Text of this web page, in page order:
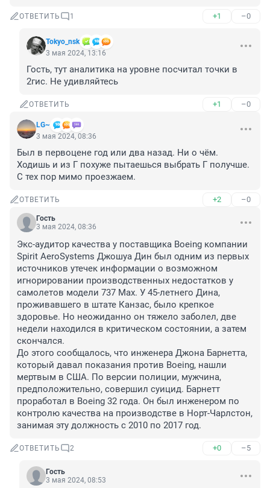
ОТВЕТИТЬ 1 +1 –0
Tokyo_nsk
3 мая 2024, 13:16
Гость, тут аналитика на уровне посчитал точки в
2гис. Не удивляйтесь
ОТВЕТИТЬ +1 –0
LG~
3 мая 2024, 08:36
Был в первоцене год или два назад. Ни о чём.
Ходишь и из Г похуже пытаешься выбрать Г получше.
С тех пор мимо проезжаем.
ОТВЕТИТЬ +2 –0
Гость
3 мая 2024, 08:36
Экс-аудитор качества у поставщика Boeing компании
Spirit AeroSystems Джошуа Дин был одним из первых
источников утечек информации о возможном
игнорировании производственных недостатков у
самолетов модели 737 Max. У 45-летнего Дина,
проживавшего в штате Канзас, было крепкое
здоровье. Но неожиданно он тяжело заболел, две
недели находился в критическом состоянии, а затем
скончался.
До этого сообщалось, что инженера Джона Барнетта,
который давал показания против Boeing, нашли
мертвым в США. По версии полиции, мужчина,
предположительно, совершил суицид. Барнетт
проработал в Boeing 32 года. Он был инженером по
контролю качества на производстве в Норт-Чарлстон,
занимая эту должность с 2010 по 2017 год.
ОТВЕТИТЬ 2 +0 –5
Гость
3 мая 2024, 08:53